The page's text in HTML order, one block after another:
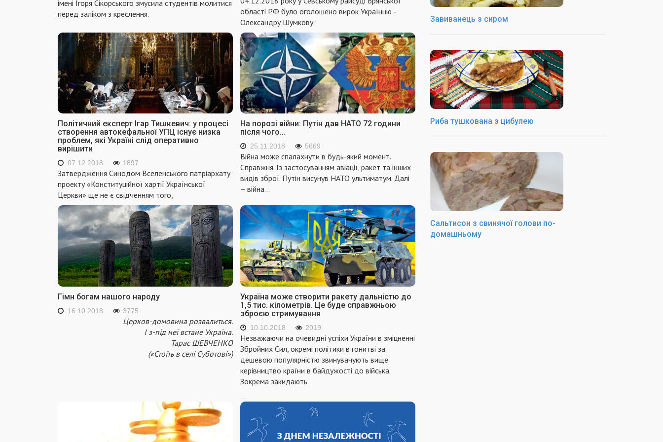
імені Ігоря Сікорського змусила студентів молитися
перед заліком з креслення.
області РФ було оголошено вирок Українцю -
Олександру Шумкову.
Політичний експерт Ігар Тишкевич: у процесі
створення автокефальної УПЦ існує низка
проблем, які Україні слід оперативно
вирішити
07.12.2018 1897
Затвердження Синодом Вселенського патріархату
проекту «Конституційної хартії Української
Церкви» ще не є свідченням того,
На порозі війни: Путін дав НАТО 72 години
після чого…
25.11.2018 5669
Війна може спалахнути в будь-який момент.
Справжня. Із застосуванням авіації, ракет та інших
видів зброї. Путін висунув НАТО ультиматум. Далі
– війна…
Гімн богам нашого народу
16.10.2018 3775
Церков-домовина розвалиться.
І з-під неї встане Україна.
Тарас ШЕВЧЕНКО
(«Стоїть в селі Суботові»)
Україна може створити ракету дальністю до
1,5 тис. кілометрів. Це буде справжньою
зброєю стримування
10.10.2018 2019
Незважаючи на очевидні успіхи України в зміцненні
Збройних Сил, окремі політики в гонитві за
дешевою популярністю звинувачують вище
керівництво країни в байдужості до війська.
Зокрема закидають
...
Завиванець з сиром
Риба тушкована з цибулею
Сальтисон з свинячої голови по-
домашньому